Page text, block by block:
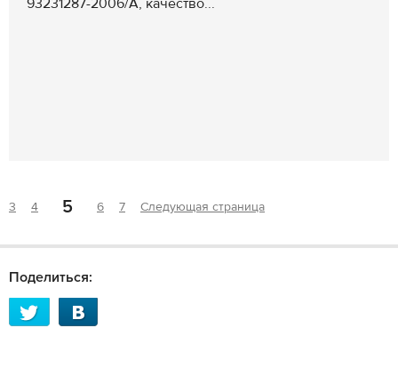
93231287-2006/А, качество...
3 4 5 6 7 Следующая страница
Поделиться: